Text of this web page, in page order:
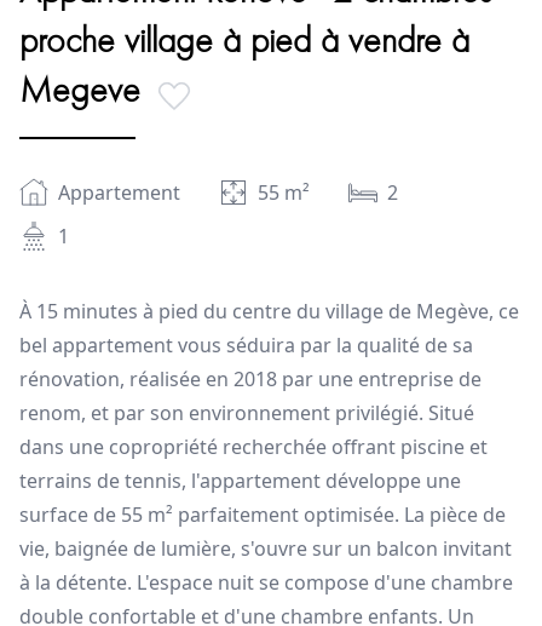
proche village à pied à vendre à
Megeve
Appartement 55 m²
2
1
À 15 minutes à pied du centre du village de Megève, ce
bel appartement vous séduira par la qualité de sa
rénovation, réalisée en 2018 par une entreprise de
renom, et par son environnement privilégié. Situé
dans une copropriété recherchée offrant piscine et
terrains de tennis, l'appartement développe une
surface de 55 m² parfaitement optimisée. La pièce de
vie, baignée de lumière, s'ouvre sur un balcon invitant
à la détente. L'espace nuit se compose d'une chambre
double confortable et d'une chambre enfants. Un